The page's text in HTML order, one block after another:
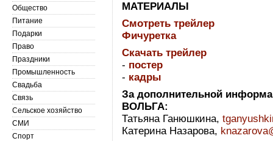
МАТЕРИАЛЫ
Смотреть трейлер
Фичуретка
Скачать трейлер
- постер
- кадры
За дополнительной
ВОЛЬГА:
Татьяна Ганюшкина,
Катерина Назарова,
Общество
Питание
Подарки
Право
Праздники
Промышленность
Свадьба
Связь
Сельское хозяйство
СМИ
Спорт